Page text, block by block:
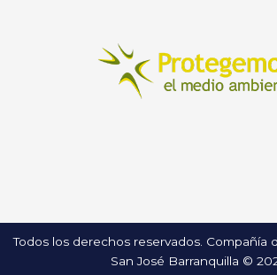
Todos los derechos reservados. Compañía
San José Barranquilla ©